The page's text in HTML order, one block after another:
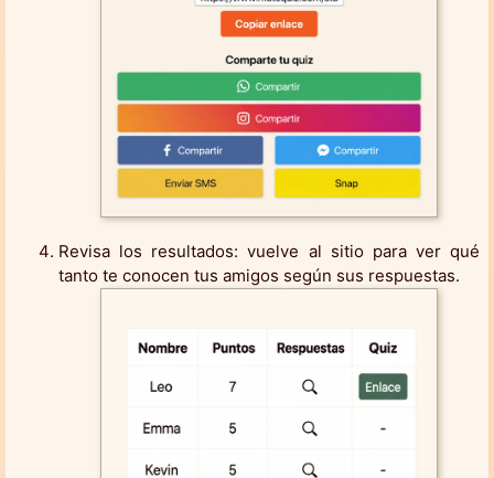
Revisa los resultados: vuelve al sitio para ver qué
tanto te conocen tus amigos según sus respuestas.